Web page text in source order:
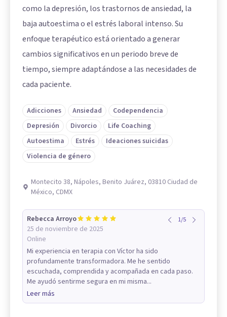
como la depresión, los trastornos de ansiedad, la
baja autoestima o el estrés laboral intenso. Su
enfoque terapéutico está orientado a generar
cambios significativos en un periodo breve de
tiempo, siempre adaptándose a las necesidades de
cada paciente.
Adicciones Ansiedad
Codependencia
Depresión
Divorcio
Life Coaching
Autoestima
Estrés
Ideaciones suicidas
Violencia de género
Montecito 38, Nápoles, Benito Juárez, 03810 Ciudad de
México, CDMX
Rebecca Arroyo
25 de noviembre de 2025
Online
1/5
Mi experiencia en terapia con Víctor ha sido
profundamente transformadora. Me he sentido
escuchada, comprendida y acompañada en cada paso.
Me ayudó sentirme segura en mi misma...
Leer más